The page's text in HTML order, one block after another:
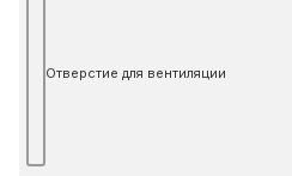
Отверстие для вентиляции